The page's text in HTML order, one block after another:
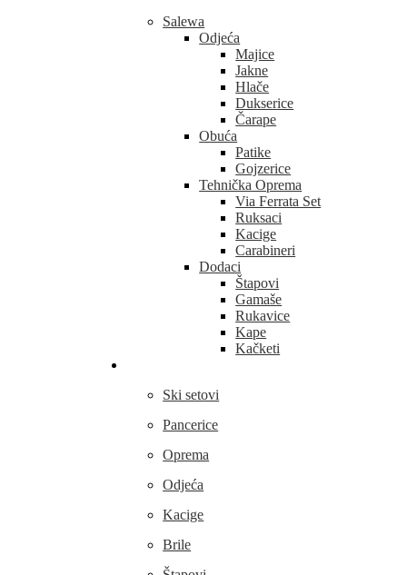
Salewa
Odjeća
Majice
Jakne
Hlače
Dukserice
Čarape
Obuća
Patike
Gojzerice
Tehnička Oprema
Via Ferrata Set
Ruksaci
Kacige
Carabineri
Dodaci
Štapovi
Gamaše
Rukavice
Kape
Kačketi
Ski setovi
Pancerice
Oprema
Odjeća
Kacige
Brile